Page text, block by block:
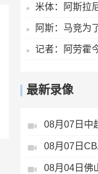
最新录像